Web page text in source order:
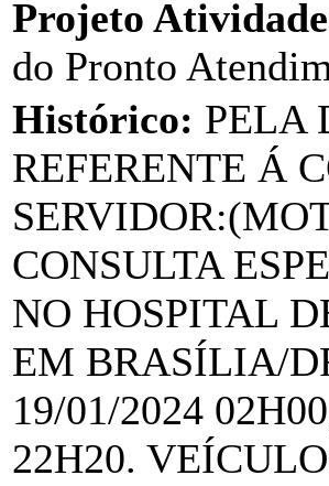
Projeto
do Pronto
Histórico: PELA
REFERENTE Á
CONSULTA
NO HOSPITAL
EM BRASÍLIA/
19/01/2024
22H20.